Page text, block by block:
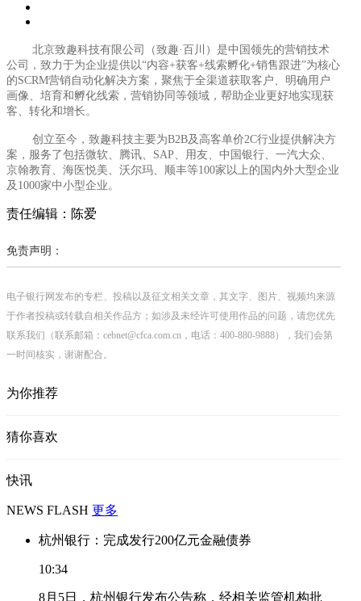
北京致趣科技有限公司（致趣·百川）是中国领先的营销技术
公司，致力于为企业提供以“内容+获客+线索孵化+销售跟进”为核心
的SCRM营销自动化解决方案，聚焦于全渠道获取客户、明确用户
画像、培育和孵化线索，营销协同等领域，帮助企业更好地实现获
客、转化和增长。
创立至今，致趣科技主要为B2B及高客单价2C行业提供解决方
案，服务了包括微软、腾讯、 SAP、用友、中国银行、一汽大众、
京翰教育、海医悦美、沃尔玛、顺丰等100家以上的国内外大型企业
及1000家中小型企业。
责任编辑：陈爱
免责声明：
电子银行网发布的专栏、投稿以及征文相关文章，其文字、图片、视频均来源
于作者投稿或转载自相关作品方；如涉及未经许可使用作品的问题，请您优先
联系我们（联系邮箱：cebnet@cfca.com.cn，电话：400-880-9888），我们会第
一时间核实，谢谢配合。
为你推荐
猜你喜欢
快讯
NEWS FLASH 更多
杭州银行：完成发行200亿元金融债券
10:34
8月5日，杭州银行发布公告称，经相关监管机构批